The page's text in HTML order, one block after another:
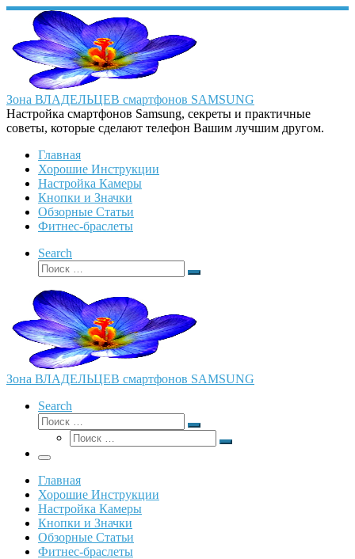
Перейти
содержимому
Зона ВЛАДЕЛЬЦЕВ смартфонов SAMSUNG
Настройка смартфонов Samsung, секреты и практичные
советы, которые сделают телефон Вашим лучшим другом.
Главная
Хорошие Инструкции
Настройка Камеры
Кнопки и Значки
Обзорные Статьи
Фитнес-браслеты
Search
Поиск
Поиск
Зона ВЛАДЕЛЬЦЕВ смартфонов SAMSUNG
Search
Поиск
Поиск
Поиск
Поиск
Меню
Главная
Хорошие Инструкции
Настройка Камеры
Кнопки и Значки
Обзорные Статьи
Фитнес-браслеты